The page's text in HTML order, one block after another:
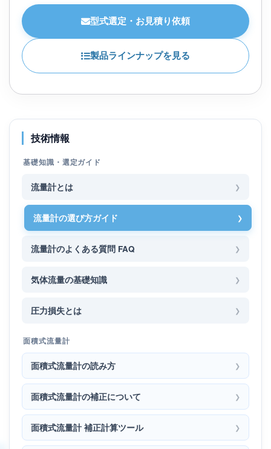
型式選定・お見積り依頼
製品ラインナップを見る
技術情報
基礎知識・選定ガイド
流量計とは
流量計の選び方ガイド
流量計のよくある質問 FAQ
気体流量の基礎知識
圧力損失とは
面積式流量計
面積式流量計の読み方
面積式流量計の補正について
面積式流量計 補正計算ツール